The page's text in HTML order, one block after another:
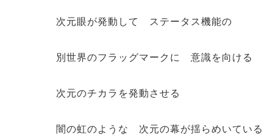
次元眼が発動して ステータス機能の
別世界のフラッグマークに 意識を向ける
次元のチカラを発動させる
闇の虹のような 次元の幕が揺らめいている